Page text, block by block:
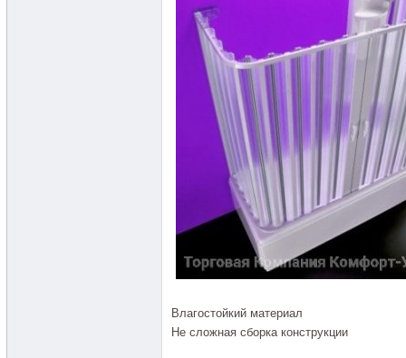
Влагостойкий материал
Не сложная сборка конструкции